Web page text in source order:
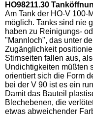
HO98211.30
Am Tank der HO-V 100-
möglich. Tanks sind nie
haben zu Reinigungs-
"Mannloch", das unter
Zugänglichkeit
Stirnseiten fallen aus,
Undichtigkeiten müßten
orientiert sich die Form
bei der V 90 ist es ein
Damit das Bauteil
Blechebenen, die
etwas abweichender